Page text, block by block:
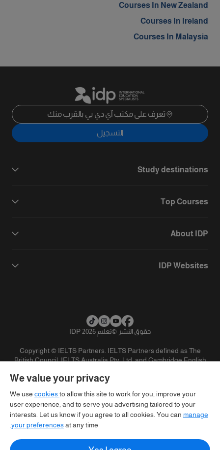
Courses In New Zealand
Courses In Ireland
Courses In Malaysia
تعرف على مكتب آي دي بي بالقرب منك
التسجيل
Study destinations
Top Courses
About IDP
IDP Websites
حقوق النشر ©تعليم IDP 2026
Copyright © IELTS Partners. IELTS Partners defined as The
British Council, IELTS Australia Pty. Ltd. and Cambridge English
We value your privacy
We use cookiesto allow this site to work for you, improve your
user experience, and to serve you advertising tailored to your
interests. Let us know if you agree to all cookies. You can manage
your preferencesat any time.